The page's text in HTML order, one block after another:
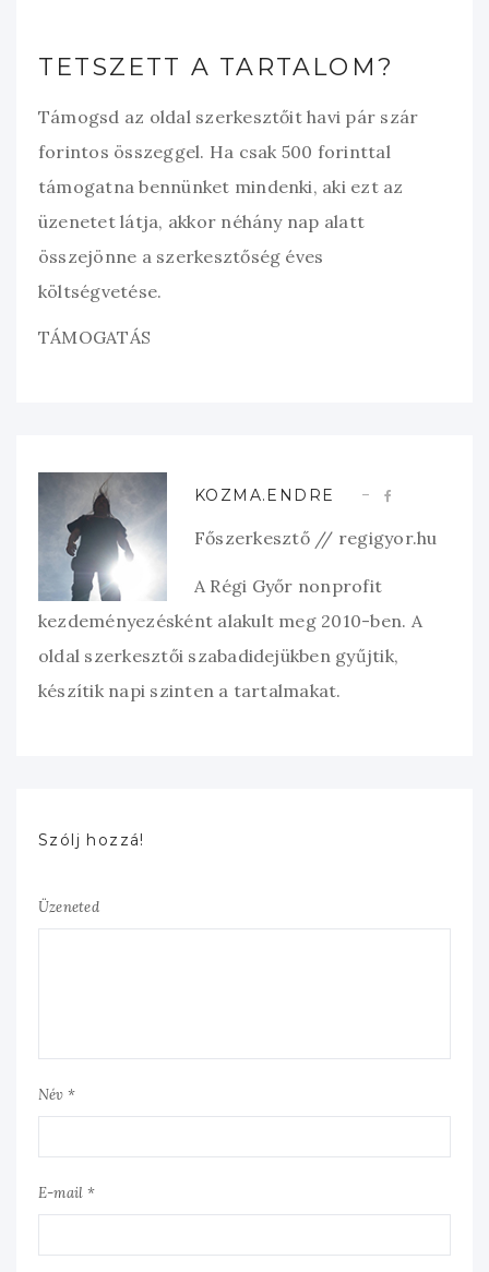
TETSZETT A TARTALOM?
Támogsd az oldal szerkesztőit havi pár szár
forintos összeggel. Ha csak 500 forinttal
támogatna bennünket mindenki, aki ezt az
üzenetet látja, akkor néhány nap alatt
összejönne a szerkesztőség éves
költségvetése.
TÁMOGATÁS
KOZMA.ENDRE
Főszerkesztő // regigyor.hu
A Régi Győr nonprofit
kezdeményezésként alakult meg 2010-ben. A
oldal szerkesztői szabadidejükben gyűjtik,
készítik napi szinten a tartalmakat.
Szólj hozzá!
Üzeneted
Név *
E-mail *